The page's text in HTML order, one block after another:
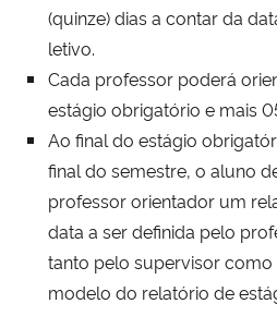
(quinze) dias a contar da
letivo.
Cada professor poderá
estágio obrigatório e mais
Ao final do estágio
final do semestre, o aluno
professor orientador um
data a ser definida pelo
tanto pelo supervisor como
modelo do relatório de